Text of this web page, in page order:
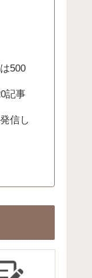
500
記事
信し